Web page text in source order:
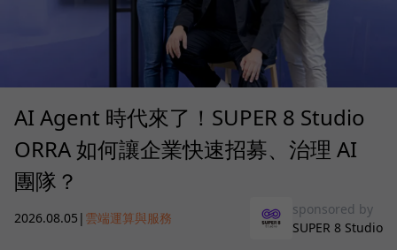
AI Agent 時代來了！SUPER 8 Studio
ORRA 如何讓企業快速招募、治理 AI
團隊？
2026.08.05 | 雲端運算與服務
sponsored by
SUPER 8 Studio